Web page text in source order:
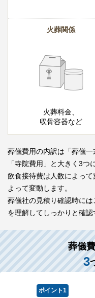
火葬関係
火葬料金、
収骨容器など
葬儀費用の内訳は「葬儀一
「寺院費用」と大きく3つ
飲食接待費は人数によっ
よって変動します。
葬儀社の見積り確認時に
を理解してしっかりと確認
葬儀
3
ポイント1